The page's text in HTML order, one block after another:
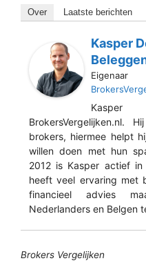
Over Laatste berichten
Kasper
Eigenaar
BrokersVergelijken.nl.
brokers, hiermee helpt
willen doen met hun
2012 is Kasper actief
heeft veel ervaring met
financieel advies
Nederlanders en Belgen
Brokers Vergelijken